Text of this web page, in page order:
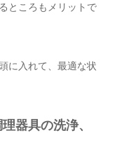
ところもメリットで
に入れて、最適な状
器具の洗浄、